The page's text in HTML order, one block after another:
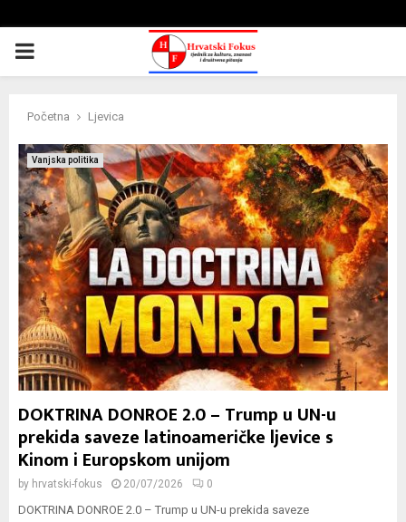
PRIMARY
Početna Ljevica
Vanjska politika
DOKTRINA DONROE 2.0 – Trump u UN-u
prekida saveze latinoameričke ljevice s
Kinom i Europskom unijom
by hrvatski-fokus 20/07/2026 0
DOKTRINA DONROE 2.0 – Trump u UN-u prekida saveze